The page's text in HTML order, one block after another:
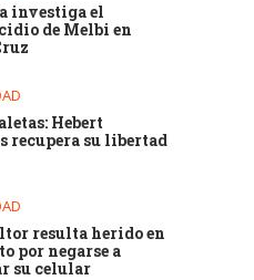
investiga el
de Melbi en
Hebert
recupera su libertad
resulta herido en
por negarse a
su celular